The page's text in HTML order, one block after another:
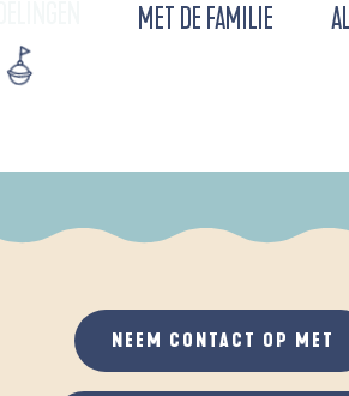
MET DE FAMILIE
NEEM CONTACT OP MET